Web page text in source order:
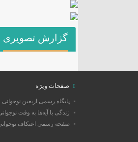
گزارش تصویری
صفحات ویژه
پایگاه رسمی اربعین نوجوانی
زندگی با آیه‌ها به وقت
صفحه رسمی اعتکاف